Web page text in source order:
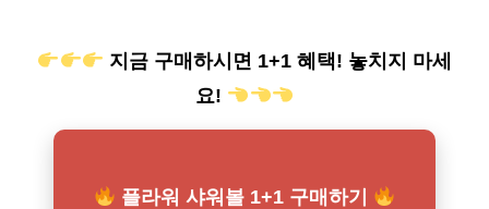
지금 구매하시면 1+1 혜택! 놓치지 마세
요!
플라워 샤워볼 1+1 구매하기